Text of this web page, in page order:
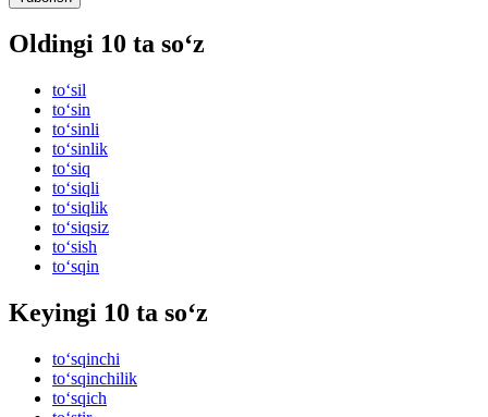
Oldingi 10 ta so‘z
to‘sil
to‘sin
to‘sinli
to‘sinlik
to‘siq
to‘siqli
to‘siqlik
to‘siqsiz
to‘sish
to‘sqin
Keyingi 10 ta so‘z
to‘sqinchi
to‘sqinchilik
to‘sqich